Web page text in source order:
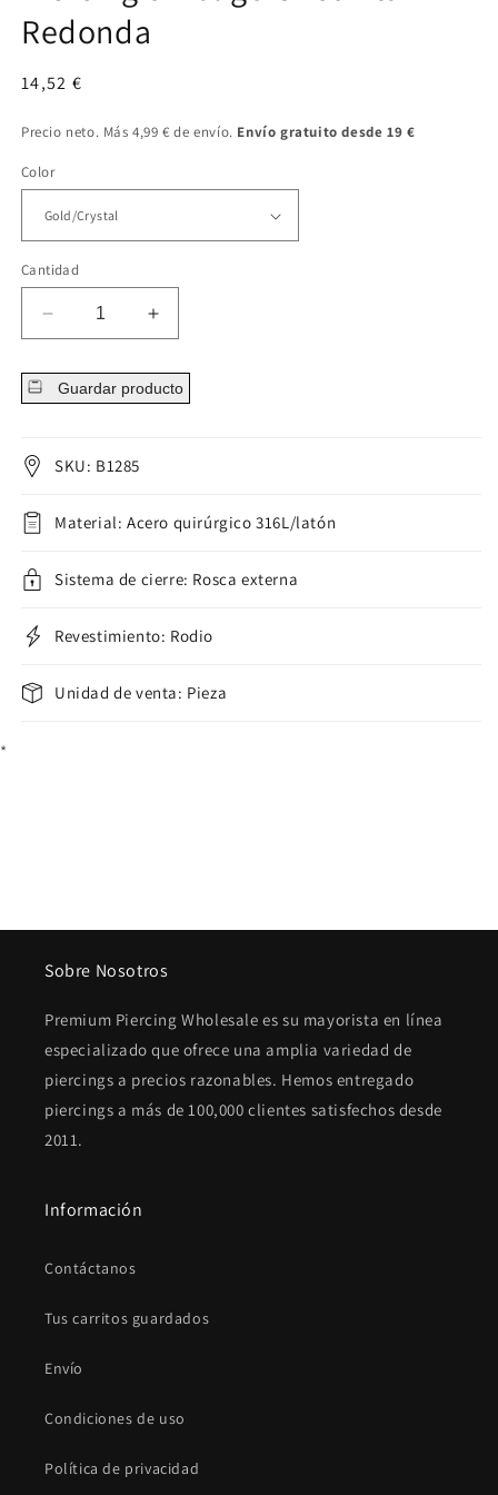
Redonda
Precio
14,52 €
Precio neto. Más 4,99 € de envío. Envío gratuito desde 19 €
Color
Cantidad
Disminuir
cantidad
para
Piercing
Redonda
Aumentar
cantidad
para
Piercing
Guardar producto
SKU: B1285
Material: Acero quirúrgico 316L/latón
Sistema de cierre: Rosca externa
Revestimiento: Rodio
Unidad de venta: Pieza
*
Sobre Nosotros
Premium Piercing Wholesale es su mayorista en línea
especializado que ofrece una amplia variedad de
piercings a precios razonables. Hemos entregado
piercings a más de 100,000 clientes satisfechos desde
2011.
Información
Contáctanos
Tus carritos guardados
Envío
Condiciones de uso
Política de privacidad